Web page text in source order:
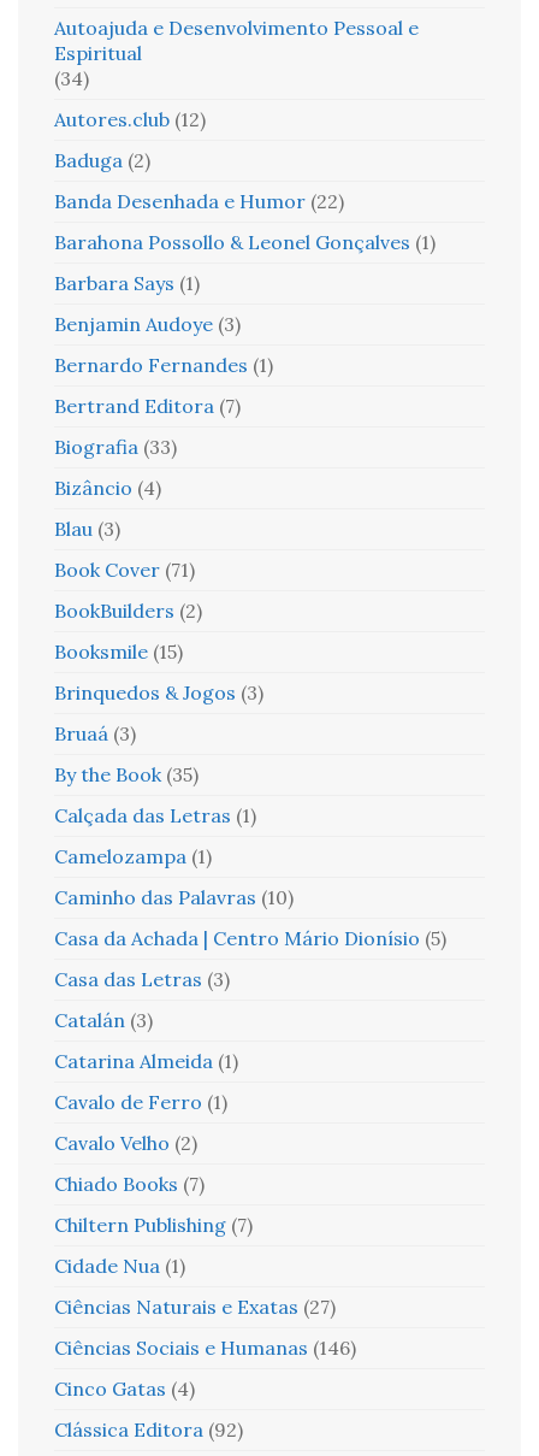
Autoajuda e Desenvolvimento Pessoal e
Espiritual
(34)
Autores.club (12)
Baduga (2)
Banda Desenhada e Humor (22)
Barahona Possollo & Leonel Gonçalves (1)
Barbara Says (1)
Benjamin Audoye (3)
Bernardo Fernandes (1)
Bertrand Editora (7)
Biografia (33)
Bizâncio (4)
Blau (3)
Book Cover (71)
BookBuilders (2)
Booksmile (15)
Brinquedos & Jogos (3)
Bruaá (3)
By the Book (35)
Calçada das Letras (1)
Camelozampa (1)
Caminho das Palavras (10)
Casa da Achada | Centro Mário Dionísio (5)
Casa das Letras (3)
Catalán (3)
Catarina Almeida (1)
Cavalo de Ferro (1)
Cavalo Velho (2)
Chiado Books (7)
Chiltern Publishing (7)
Cidade Nua (1)
Ciências Naturais e Exatas (27)
Ciências Sociais e Humanas (146)
Cinco Gatas (4)
Clássica Editora (92)